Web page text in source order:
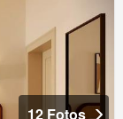
12 Fotos